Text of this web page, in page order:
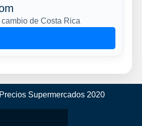
de Costa Rica
Supermercados 2020